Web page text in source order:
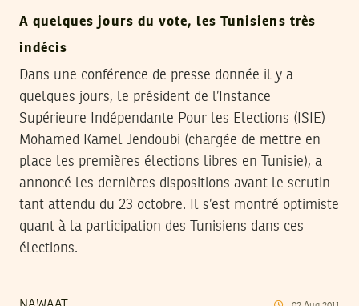
A quelques jours du vote, les Tunisiens très
indécis
Dans une conférence de presse donnée il y a
quelques jours, le président de l’Instance
Supérieure Indépendante Pour les Elections (ISIE)
Mohamed Kamel Jendoubi (chargée de mettre en
place les premières élections libres en Tunisie), a
annoncé les dernières dispositions avant le scrutin
tant attendu du 23 octobre. Il s’est montré optimiste
quant à la participation des Tunisiens dans ces
élections.